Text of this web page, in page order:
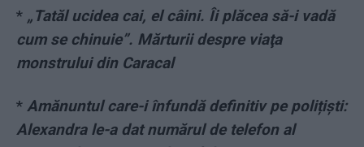
* „Tatăl ucidea cai, el câini. Îi plăcea să-i vadă
cum se chinuie”. Mărturii despre viaţa
monstrului din Caracal
* Amănuntul care-i înfundă definitiv pe polițiști:
Alexandra le-a dat numărul de telefon al